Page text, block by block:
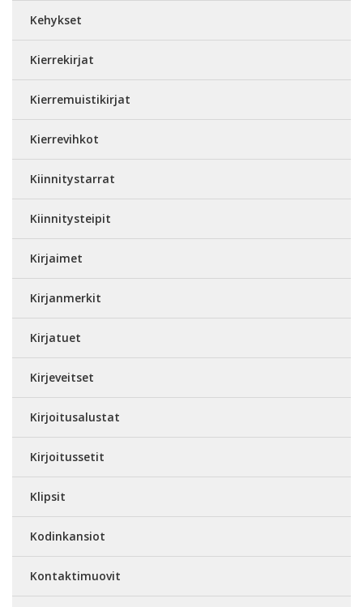
Kehykset
Kierrekirjat
Kierremuistikirjat
Kierrevihkot
Kiinnitystarrat
Kiinnitysteipit
Kirjaimet
Kirjanmerkit
Kirjatuet
Kirjeveitset
Kirjoitusalustat
Kirjoitussetit
Klipsit
Kodinkansiot
Kontaktimuovit